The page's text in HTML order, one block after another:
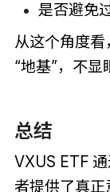
是否避免
从这个角度
“地基”，不显
总结
VXUS ETF
者提供了真